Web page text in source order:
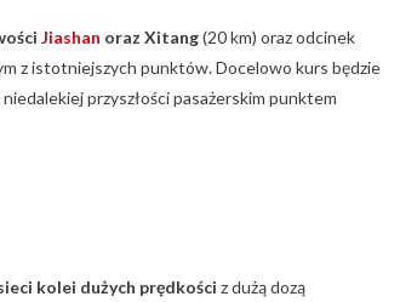
Jiashan oraz Xitang(20 km) oraz odcinek
z istotniejszych punktów. Docelowo kurs będzie
przyszłości pasażerskim punktem
kolei dużych prędkości z dużą dozą